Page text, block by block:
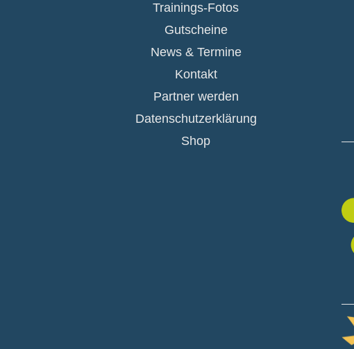
Trainings-Fotos
Gutscheine
News & Termine
Kontakt
Partner werden
Datenschutzerklärung
Shop